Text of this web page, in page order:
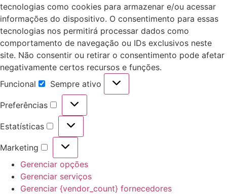
tecnologias como cookies para armazenar e/ou acessar
informações do dispositivo. O consentimento para essas
tecnologias nos permitirá processar dados como
comportamento de navegação ou IDs exclusivos neste
site. Não consentir ou retirar o consentimento pode afetar
negativamente certos recursos e funções.
Funcional
Funcional
Sempre ativo
Preferências
Preferências
Estatísticas
Estatísticas
Marketing
Marketing
Gerenciar opções
Gerenciar serviços
Gerenciar {vendor_count} fornecedores